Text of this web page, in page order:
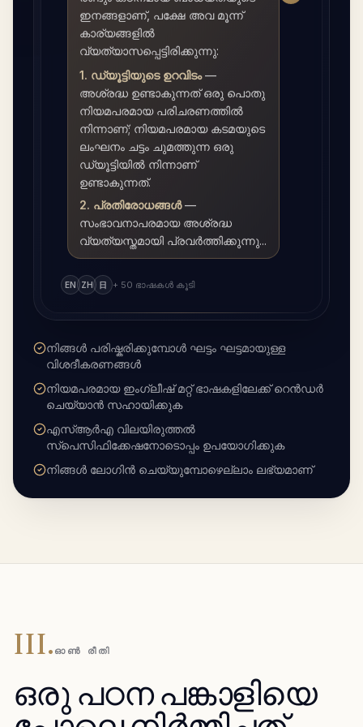
ഇനങ്ങളാണ്, പക്ഷേ അവ മൂന്ന്
കാര്യങ്ങളിൽ
വ്യത്യാസപ്പെട്ടിരിക്കുന്നു:
1. ഡ്യൂട്ടിയുടെ ഉറവിടം—
അശ്രദ്ധ ഉണ്ടാകുന്നത് ഒരു പൊതു
നിയമപരമായ പരിചരണത്തിൽ
നിന്നാണ്; നിയമപരമായ കടമയുടെ
ലംഘനം ചട്ടം ചുമത്തുന്ന ഒരു
ഡ്യൂട്ടിയിൽ നിന്നാണ്
ഉണ്ടാകുന്നത്.
2. പ്രതിരോധങ്ങൾ—
സംഭാവനാപരമായ അശ്രദ്ധ
വ്യത്യസ്തമായി പ്രവർത്തിക്കുന്നു...
EN ZH 日 + 50 ഭാഷകൾ കൂടി
നിങ്ങൾ പരിഷ്കരിക്കുമ്പോൾ ഘട്ടം ഘട്ടമായുള്ള
വിശദീകരണങ്ങൾ
നിയമപരമായ ഇംഗ്ലീഷ് മറ്റ് ഭാഷകളിലേക്ക് റെൻഡർ
ചെയ്യാൻ സഹായിക്കുക
എസ്ആർഎ വിലയിരുത്തൽ
സ്പെസിഫിക്കേഷനോടൊപ്പം ഉപയോഗിക്കുക
നിങ്ങൾ ലോഗിൻ ചെയ്യുമ്പോഴെല്ലാം ലഭ്യമാണ്
III. ഓൺ രീതി
ഒരു പഠന പങ്കാളിയെ